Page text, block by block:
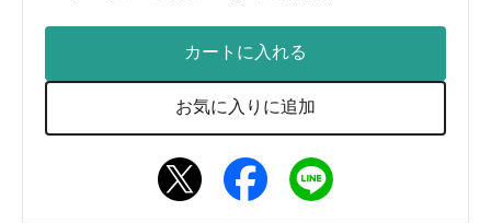
カートに入れる
お気に入りに追加